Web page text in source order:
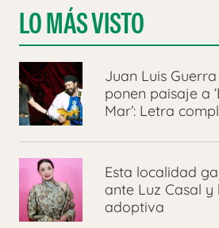
LO MÁS VISTO
Juan Luis
ponen paisaje a
Mar’: Letra
Esta localidad
ante Luz Casal
adoptiva